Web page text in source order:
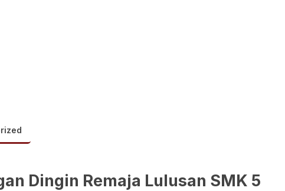
Dingin Remaja Lulusan SMK 5